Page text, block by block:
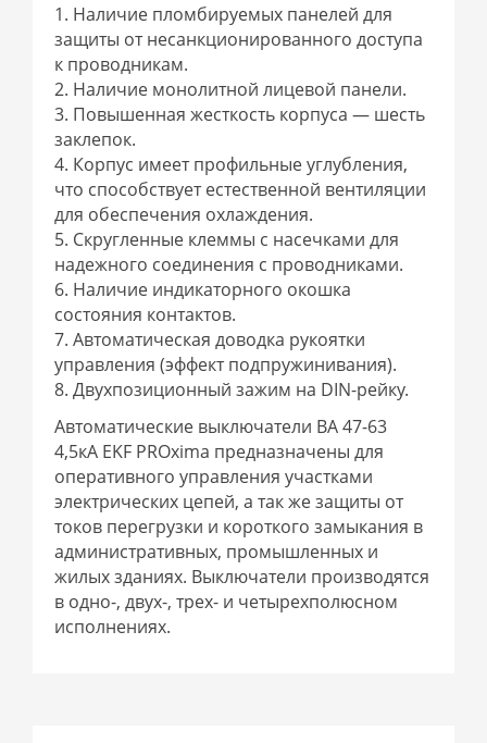
1. Наличие пломбируемых панелей для
защиты от несанкционированного доступа
к проводникам.
2. Наличие монолитной лицевой панели.
3. Повышенная жесткость корпуса — шесть
заклепок.
4. Корпус имеет профильные углубления,
что способствует естественной вентиляции
для обеспечения охлаждения.
5. Cкругленные клеммы с насечками для
надежного соединения с проводниками.
6. Наличие индикаторного окошка
состояния контактов.
7. Автоматическая доводка рукоятки
управления (эффект подпружинивания).
8. Двухпозиционный зажим на DIN-рейку.
Автоматические выключатели ВА 47-63
4,5кА EKF PROxima предназначены для
оперативного управления участками
электрических цепей, а так же защиты от
токов перегрузки и короткого замыкания в
административных, промышленных и
жилых зданиях. Выключатели производятся
в одно-, двух-, трех- и четырехполюсном
исполнениях.